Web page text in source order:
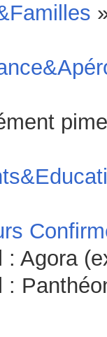
: Agora
: